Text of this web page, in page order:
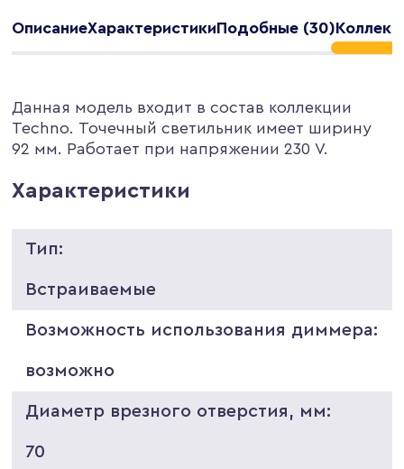
ОписаниеХарактеристикиПодобные (30)
Данная модель входит в состав коллекции
Techno. Точечный светильник имеет ширину
92 мм. Работает при напряжении 230 V.
Характеристики
Тип:
Встраиваемые
Возможность использования диммера:
возможно
Диаметр врезного отверстия, мм:
70